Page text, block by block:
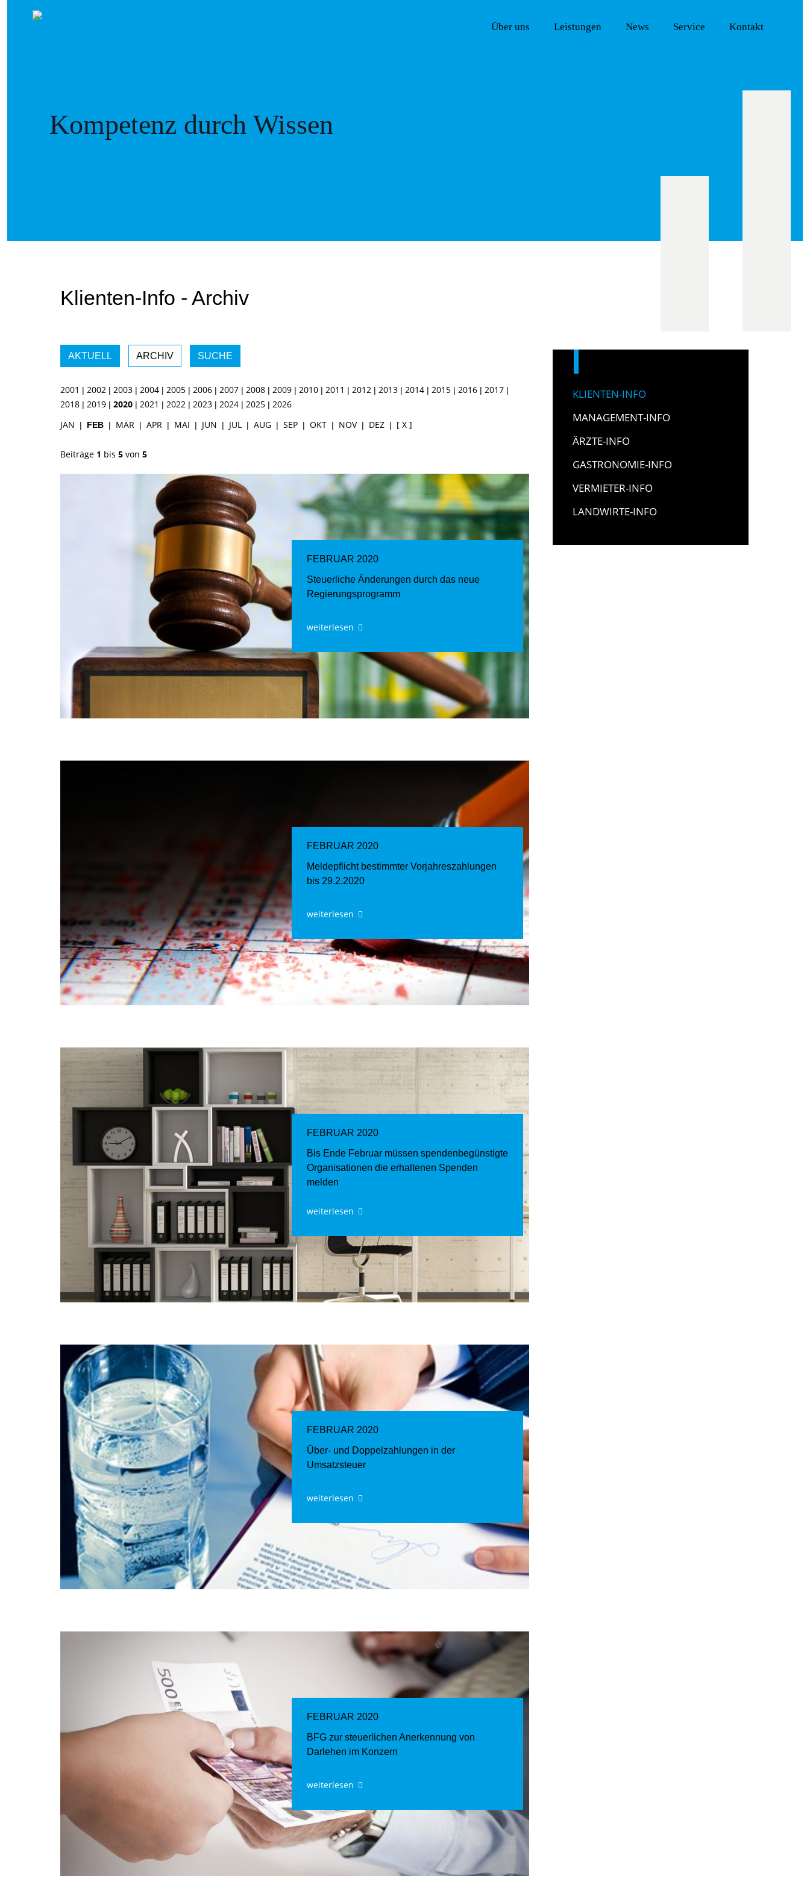
Über uns Leistungen News Service Kontakt
Kompetenz durch Wissen
Klienten-Info - Archiv
AKTUELL ARCHIV SUCHE
2001 | 2002 | 2003| 2004| 2005| 2006| 2007| 2008| 2009| 2010| 2011 | 2012 | 2013| 2014| 2015| 2016| 2017|
2018| 2019| 2020| 2021 | 2022 | 2023| 2024| 2025| 2026
JAN | FEB| MÄR | APR | MAI | JUN | JUL | AUG| SEP| OKT| NOV| DEZ| [ X ]
Beiträge 1 bis 5von 5
FEBRUAR 2020
Steuerliche Änderungen durch das neue
Regierungsprogramm
weiterlesen
FEBRUAR 2020
Meldepflicht bestimmter Vorjahreszahlungen
bis 29.2.2020
weiterlesen
FEBRUAR 2020
Bis Ende Februar müssen spendenbegünstigte
Organisationen die erhaltenen Spenden
melden
weiterlesen
FEBRUAR 2020
Über- und Doppelzahlungen in der
Umsatzsteuer
weiterlesen
FEBRUAR 2020
BFG zur steuerlichen Anerkennung von
Darlehen im Konzern
weiterlesen
KLIENTEN-INFO
MANAGEMENT-INFO
ÄRZTE-INFO
GASTRONOMIE-INFO
VERMIETER-INFO
LANDWIRTE-INFO